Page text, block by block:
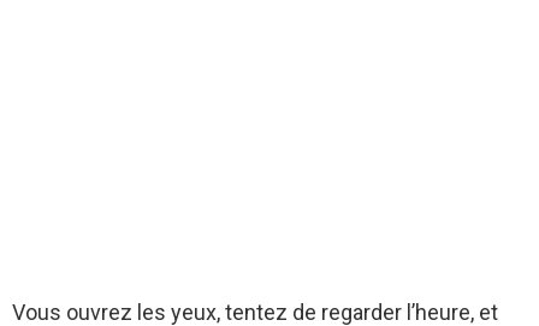
Vous ouvrez les yeux, tentez de regarder l’heure, et